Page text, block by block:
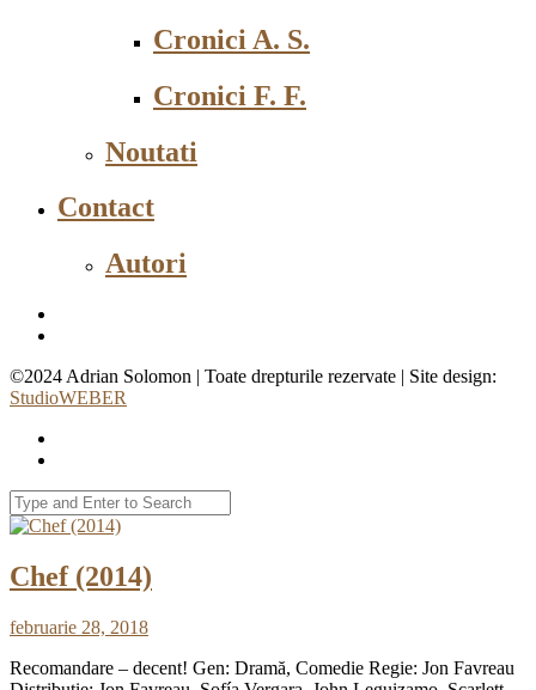
Cronici A. S.
Cronici F. F.
Noutati
Contact
Autori
©2024 Adrian Solomon | Toate drepturile rezervate | Site design:
StudioWEBER
Chef (2014)
februarie 28, 2018
Recomandare – decent! Gen: Dramă, Comedie Regie: Jon Favreau